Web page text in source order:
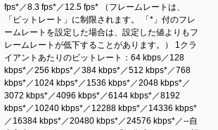
fps*／8.3 fps*／12.5 fps* （フレームレートは、
「ビットレート」に制限されます。 「*」付のフレ
ームレートを設定した場合は、設定した値よりもフ
レームレートが低下することがあります。） 1クラ
イアントあたりのビットレート：64 kbps／128
kbps*／256 kbps*／384 kbps*／512 kbps*／768
kbps*／1024 kbps*／1536 kbps*／2048 kbps*／
3072 kbps*／4096 kbps*／6144 kbps*／8192
kbps*／10240 kbps*／12288 kbps*／14336 kbps*
／16384 kbps*／20480 kbps*／24576 kbps*／--自